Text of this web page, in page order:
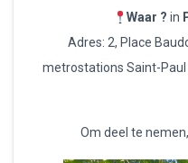
Waar ? in
Adres: 2, Place
metrostations Saint-Paul
Om deel te nemen,